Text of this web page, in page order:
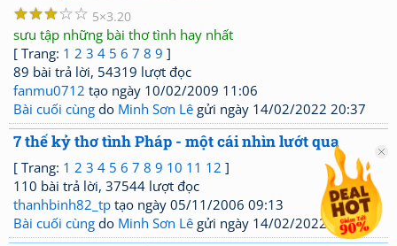
☆
☆
☆
☆
☆ 5 3.20
sưu tập những bài thơ tình hay nhất
[ Trang: 1 2 3 4 5 6 7 8 9 ]
89 bài trả lời, 54319 lượt đọc
fanmu0712 tạo ngày 10/02/2009 11:06
Bài cuối cùng do Minh Sơn Lê gửi ngày 14/02/2022 20:37
7 thế kỷ thơ tình Pháp - một cái nhìn lướt qua
[ Trang: 1 2 3 4 5 6 7 8 9 10 11 12 ]
110 bài trả lời, 37544 lượt đọc
thanhbinh82_tp tạo ngày 05/11/2006 09:13
Bài cuối cùng do Minh Sơn Lê gửi ngày 14/02/2022 20:32